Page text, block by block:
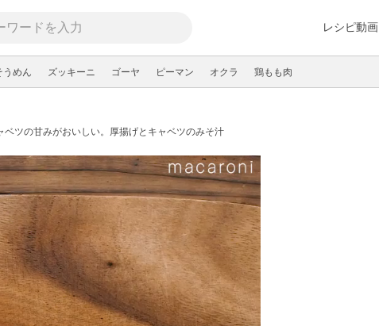
レシピ動画
うめん ズッキーニ ゴーヤ ピーマン オクラ 鶏もも肉
ベツの甘みがおいしい。厚揚げとキャベツのみそ汁